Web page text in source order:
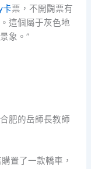
卡票，不開闢票有
這個屬于灰色地
象。”
肥的岳師長教師
置了一款轎車，